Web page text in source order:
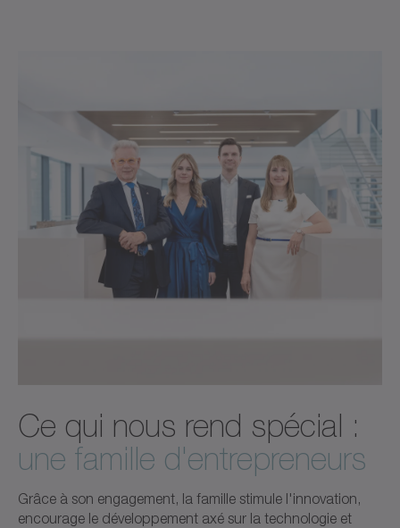
Ce qui nous rend spécial :
une famille d'entrepreneurs
Grâce à son engagement, la famille stimule l'innovation,
encourage le développement axé sur la technologie et